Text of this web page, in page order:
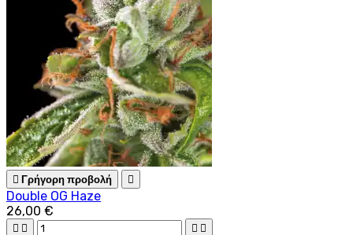
 Γρήγορη προβολή 
Double OG Haze
26,00 €
   